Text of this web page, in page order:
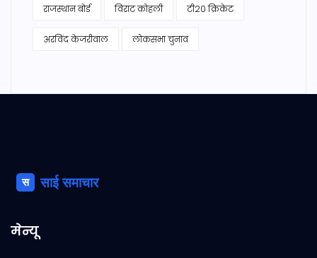
राजस्थान बोर्ड विराट कोहली टी20 क्रिकेट
अरविंद केजरीवाल लोकसभा चुनाव
मेन्यू